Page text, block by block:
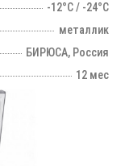
-12°С / -24°С
металлик
БИРЮСА, Россия
12 мес